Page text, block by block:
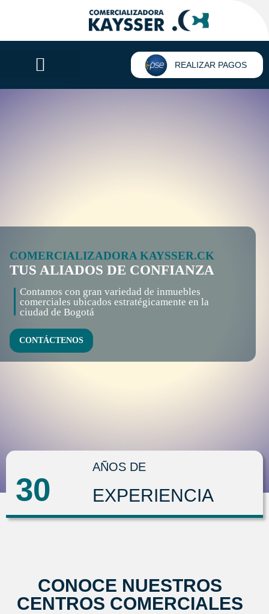
REALIZAR PAGOS
COMERCIALIZADORA KAYSSER.CK
TUS ALIADOS DE CONFIANZA
Contamos con gran variedad de inmuebles
comerciales ubicados estratégicamente en la
ciudad de Bogotá
CONTÁCTENOS
30
AÑOS DE
EXPERIENCIA
CONOCE NUESTROS
CENTROS COMERCIALES